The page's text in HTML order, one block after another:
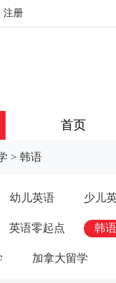
注册
首页
> 韩语
幼儿英语 少儿
英语零起点 韩语
加拿大留学